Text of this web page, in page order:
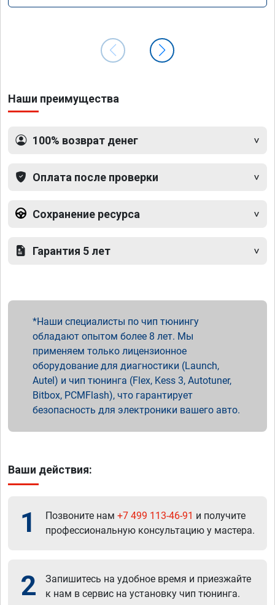
Наши преимущества
100% возврат денег
Оплата после проверки
Сохранение ресурса
Гарантия 5 лет
Наши специалисты по чип тюнингу
обладают опытом более 8 лет. Мы
применяем только лицензионное
оборудование для диагностики (Launch,
Autel) и чип тюнинга (Flex, Kess 3, Autotuner,
Bitbox, PCMFlash), что гарантирует
безопасность для электроники вашего авто.
Ваши действия:
1 Позвоните нам +7 499 113-46-91 и получите
профессиональную консультацию у мастера.
2
Запишитесь на удобное время и приезжайте
к нам в сервис на установку чип тюнинга.